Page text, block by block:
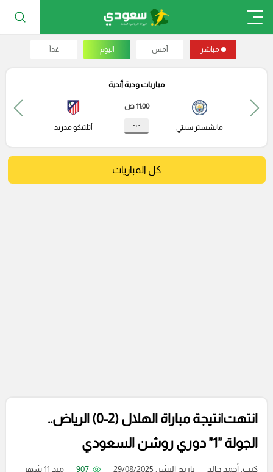
مباشر أمس اليوم غداً
مباريات ودية أندية
مانشستر سيتي
11:00 ص
- : - أتلتيكو مدريد
كل المباريات
انتهت|نتيجة مباراة الهلال (2-0) الرياض..
الجولة "1" دوري روشن السعودي
كتب:أحمد خالد تاريخ النشر: 29/08/2025 907 منذ 11 شهر